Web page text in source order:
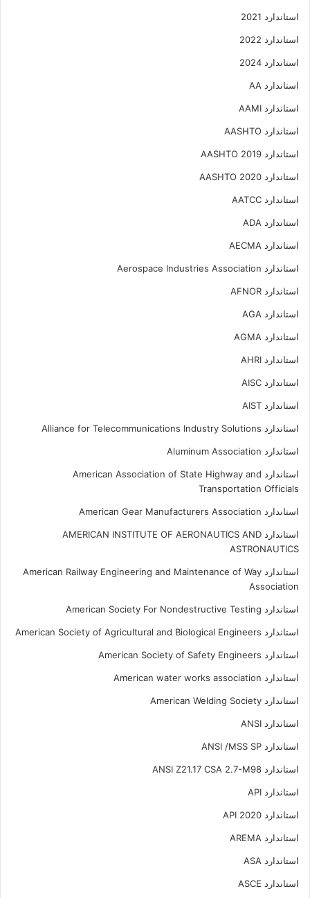
استاندارد 2021
استاندارد 2022
استاندارد 2024
استاندارد AA
استاندارد AAMI
استاندارد AASHTO
استاندارد AASHTO 2019
استاندارد AASHTO 2020
استاندارد AATCC
استاندارد ADA
استاندارد AECMA
استاندارد Aerospace Industries Association
استاندارد AFNOR
استاندارد AGA
استاندارد AGMA
استاندارد AHRI
استاندارد AISC
استاندارد AIST
استاندارد Alliance for Telecommunications Industry Solutions
استاندارد Aluminum Association
استاندارد American Association of State Highway and
Transportation Officials
استاندارد American Gear Manufacturers Association
استاندارد AMERICAN INSTITUTE OF AERONAUTICS AND
ASTRONAUTICS
استاندارد American Railway Engineering and Maintenance of Way
Association
استاندارد American Society For Nondestructive Testing
استاندارد American Society of Agricultural and Biological Engineers
استاندارد American Society of Safety Engineers
استاندارد American water works association
استاندارد American Welding Society
استاندارد ANSI
استاندارد ANSI /MSS SP
استاندارد ANSI Z21.17 CSA 2.7-M98
استاندارد API
استاندارد API 2020
استاندارد AREMA
استاندارد ASA
استاندارد ASCE